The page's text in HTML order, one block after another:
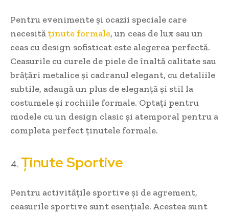
Pentru evenimente și ocazii speciale care
necesităținute formale, un ceas de lux sau un
ceas cu design sofisticat este alegerea perfectă.
Ceasurile cu curele de piele de înaltă calitate sau
brățări metalice și cadranul elegant, cu detaliile
subtile, adaugă un plus de eleganță și stil la
costumele și rochiile formale. Optați pentru
modele cu un design clasic și atemporal pentru a
completa perfect ținutele formale.
Ținute Sportive
Pentru activitățile sportive și de agrement,
ceasurile sportive sunt esențiale. Acestea sunt